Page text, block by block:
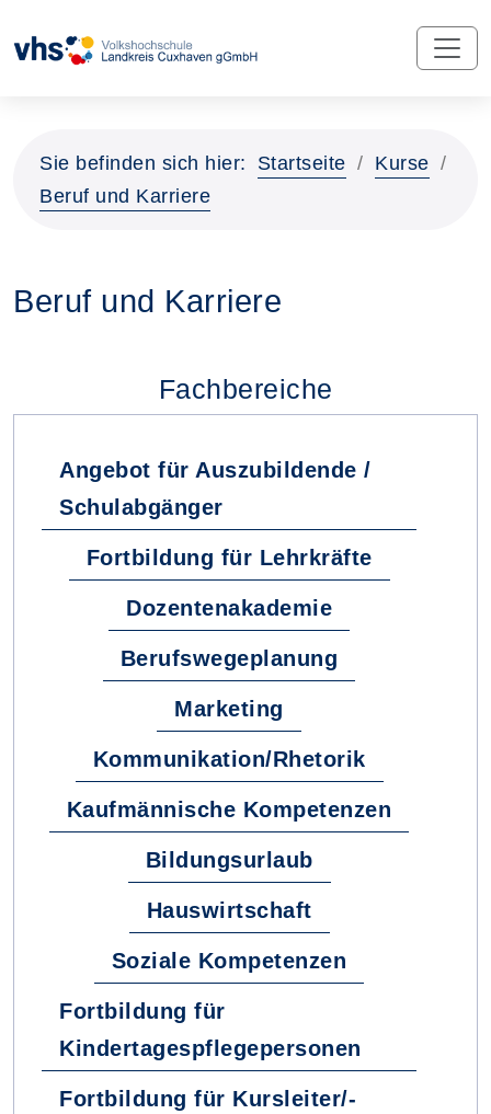
Sie befinden sich hier: Startseite
Kurse
Beruf und Karriere
Beruf und Karriere
Fachbereiche
Angebot für Auszubildende /
Schulabgänger
Fortbildung für Lehrkräfte
Dozentenakademie
Berufswegeplanung
Marketing
Kommunikation/Rhetorik
Kaufmännische Kompetenzen
Bildungsurlaub
Hauswirtschaft
Soziale Kompetenzen
Fortbildung für
Kindertagespflegepersonen
Fortbildung für Kursleiter/-